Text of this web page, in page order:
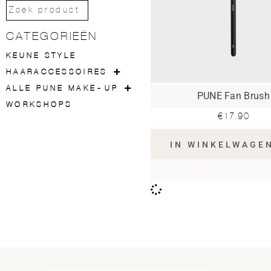
CATEGORIEËN
KEUNE STYLE
HAARACCESSOIRES
ALLE PUNE MAKE-UP
WORKSHOPS
PUNE Fan Brush
€17.90
IN